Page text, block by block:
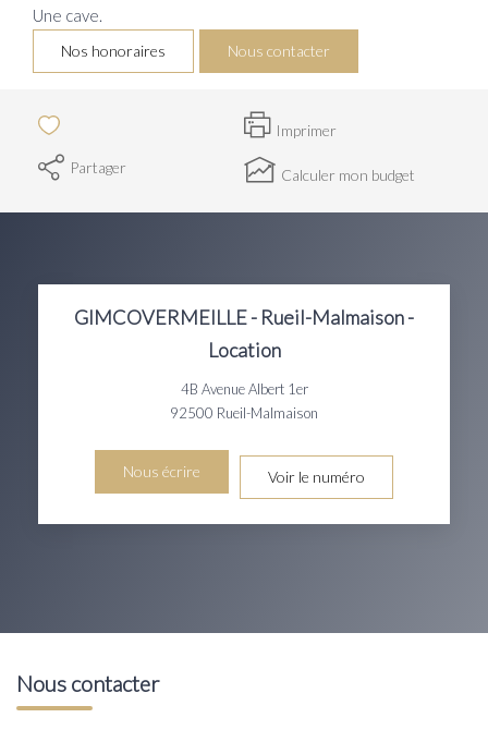
Une cave.
Nos honoraires Nous contacter
Imprimer
Partager
Calculer mon budget
GIMCOVERMEILLE - Rueil-Malmaison -
Location
4B Avenue Albert 1er
92500 Rueil-Malmaison
Nous écrire Voir le numéro
Nous contacter